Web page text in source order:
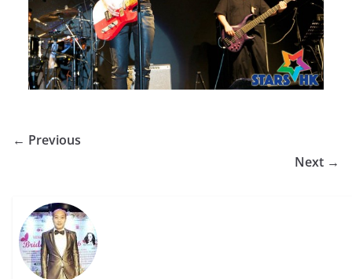
← Previous
Next →